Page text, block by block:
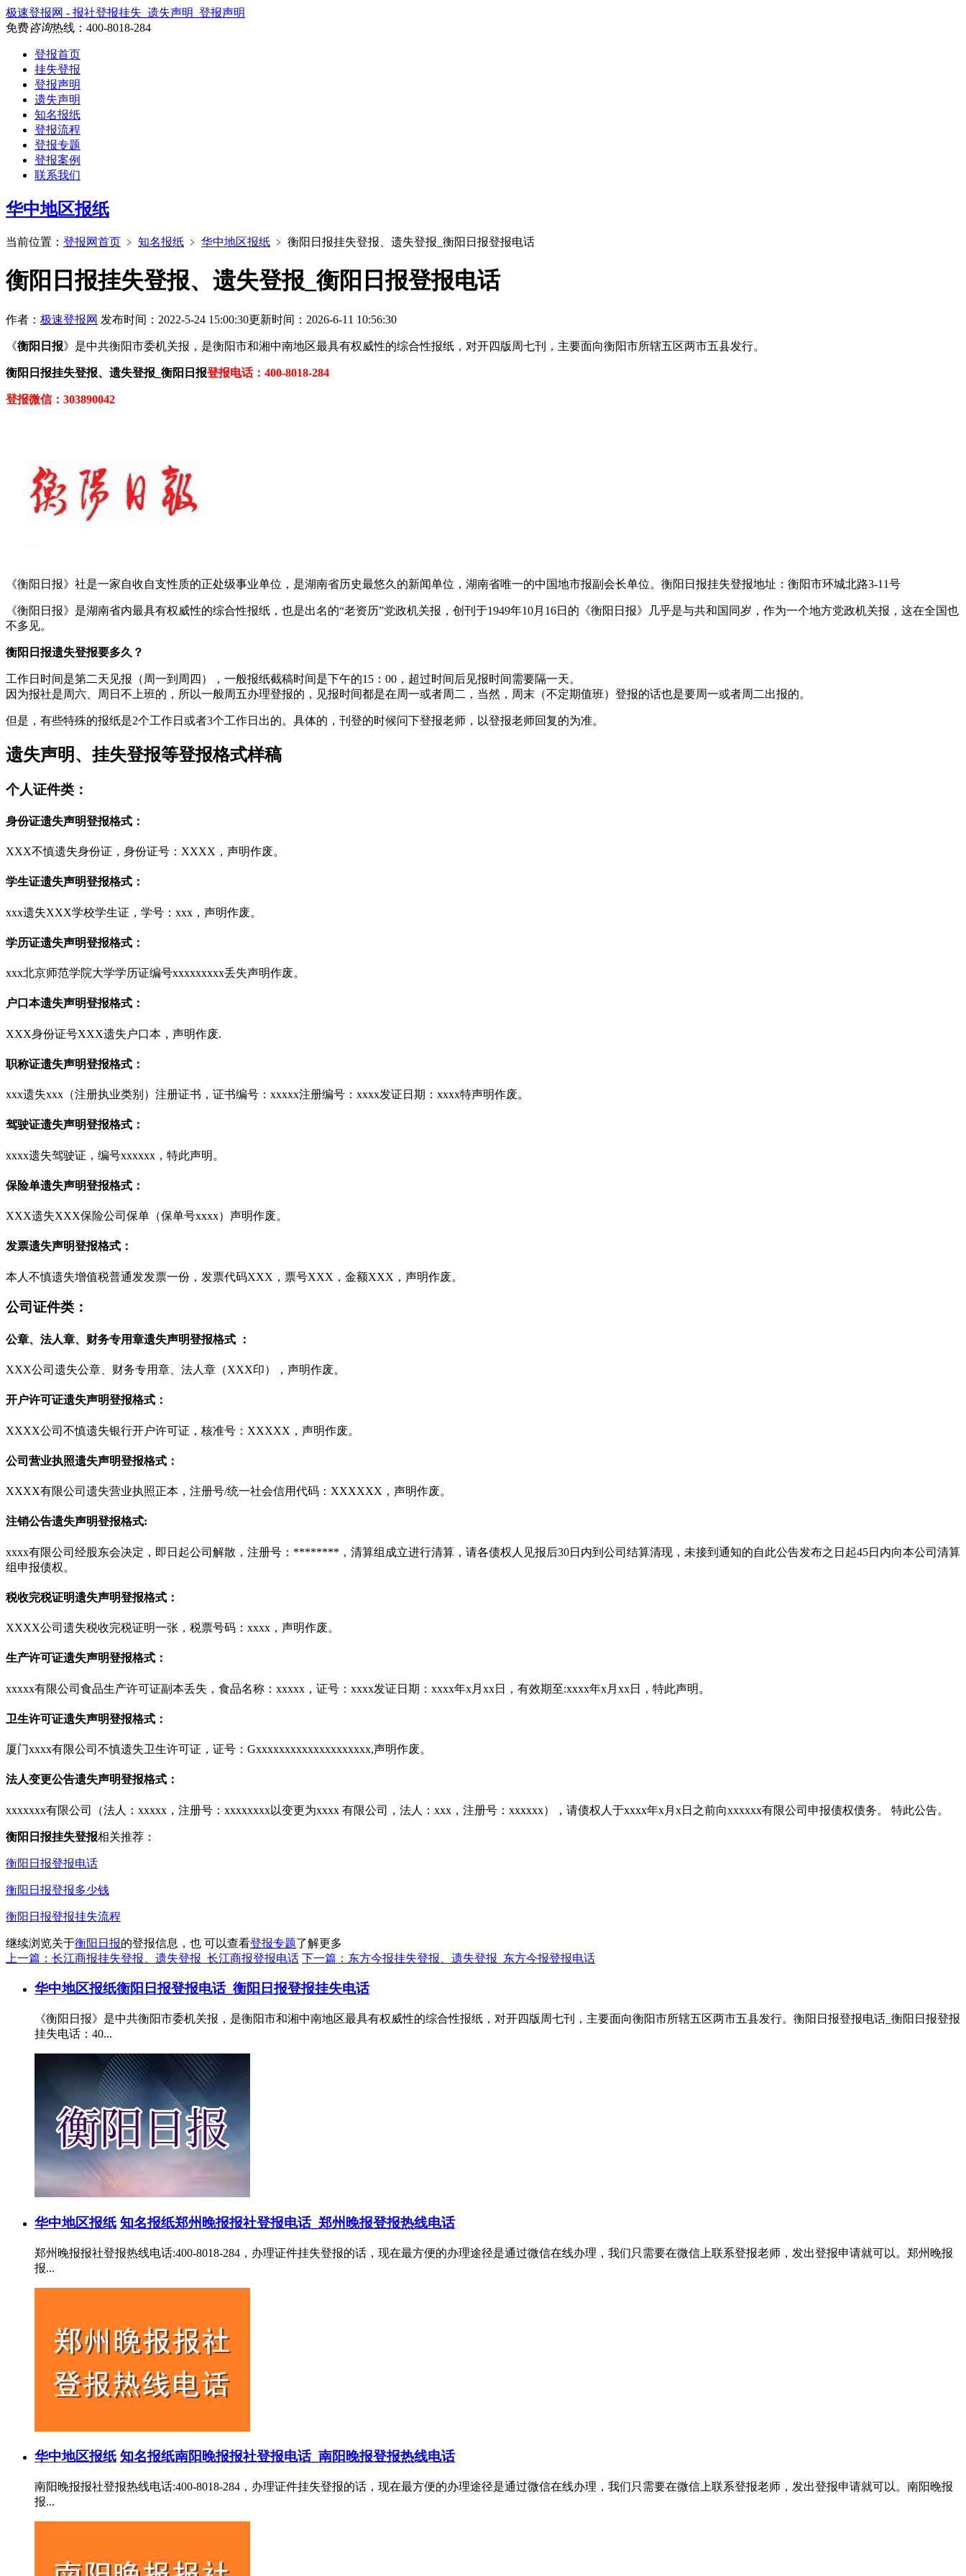
极速登报网 - 报社登报挂失_遗失声明_登报声明
免费咨询热线： 400-8018-284
登报首页
挂失登报
登报声明
遗失声明
知名报纸
登报流程
登报专题
登报案例
联系我们
华中地区报纸
当前位置： 登报网首页 ﹥ 知名报纸 ﹥ 华中地区报纸 ﹥ 衡阳日报挂失登报、遗失登报_衡阳日报登报电话
衡阳日报挂失登报、遗失登报_衡阳日报登报电话
作者： 极速登报网 发布时间：2022-5-24 15:00:30更新时间：2026-6-11 10:56:30
《衡阳日报》是中共衡阳市委机关报，是衡阳市和湘中南地区最具有权威性的综合性报纸，对开四版周七刊，主要面向衡阳市所辖五区两市五县发行。
衡阳日报挂失登报、遗失登报_衡阳日报登报电话：400-8018-284
登报微信：303890042
《衡阳日报》社是一家自收自支性质的正处级事业单位，是湖南省历史最悠久的新闻单位，湖南省唯一的中国地市报副会长单位。衡阳日报挂失登报地址：衡阳市环城北路3-11号
《衡阳日报》是湖南省内最具有权威性的综合性报纸，也是出名的“老资历”党政机关报，创刊于1949年10月16日的《衡阳日报》几乎是与共和国同岁，作为一个地方党政机关报，这在全国也
不多见。
衡阳日报遗失登报要多久？
工作日时间是第二天见报（周一到周四），一般报纸截稿时间是下午的15：00，超过时间后见报时间需要隔一天。
因为报社是周六、周日不上班的，所以一般周五办理登报的，见报时间都是在周一或者周二，当然，周末（不定期值班）登报的话也是要周一或者周二出报的。
但是，有些特殊的报纸是2个工作日或者3个工作日出的。具体的，刊登的时候问下登报老师，以登报老师回复的为准。
遗失声明、挂失登报等登报格式样稿
个人证件类：
身份证遗失声明登报格式：
XXX不慎遗失身份证，身份证号：XXXX，声明作废。
学生证遗失声明登报格式：
xxx遗失XXX学校学生证，学号：xxx，声明作废。
学历证遗失声明登报格式：
xxx北京师范学院大学学历证编号xxxxxxxxx丢失声明作废。
户口本遗失声明登报格式：
XXX身份证号XXX遗失户口本，声明作废.
职称证遗失声明登报格式：
xxx遗失xxx（注册执业类别）注册证书，证书编号：xxxxx注册编号：xxxx发证日期：xxxx特声明作废。
驾驶证遗失声明登报格式：
xxxx遗失驾驶证，编号xxxxxx，特此声明。
保险单遗失声明登报格式：
XXX遗失XXX保险公司保单（保单号xxxx）声明作废。
发票遗失声明登报格式：
本人不慎遗失增值税普通发发票一份，发票代码XXX，票号XXX，金额XXX，声明作废。
公司证件类：
公章、法人章、财务专用章遗失声明登报格式 ：
XXX公司遗失公章、财务专用章、法人章（XXX印），声明作废。
开户许可证遗失声明登报格式：
XXXX公司不慎遗失银行开户许可证，核准号：XXXXX，声明作废。
公司营业执照遗失声明登报格式：
XXXX有限公司遗失营业执照正本，注册号/统一社会信用代码：XXXXXX，声明作废。
注销公告遗失声明登报格式:
xxxx有限公司经股东会决定，即日起公司解散，注册号：********，清算组成立进行清算，请各债权人见报后30日内到公司结算清现，未接到通知的自此公告发布之日起45日内向本公司清算
组申报债权。
税收完税证明遗失声明登报格式：
XXXX公司遗失税收完税证明一张，税票号码：xxxx，声明作废。
生产许可证遗失声明登报格式：
xxxxx有限公司食品生产许可证副本丢失，食品名称：xxxxx，证号：xxxx发证日期：xxxx年x月xx日，有效期至:xxxx年x月xx日，特此声明。
卫生许可证遗失声明登报格式：
厦门xxxx有限公司不慎遗失卫生许可证，证号：Gxxxxxxxxxxxxxxxxxxxx,声明作废。
法人变更公告遗失声明登报格式：
xxxxxxx有限公司（法人：xxxxx，注册号：xxxxxxxx以变更为xxxx 有限公司，法人：xxx，注册号：xxxxxx），请债权人于xxxx年x月x日之前向xxxxxx有限公司申报债权债务。 特此公告。
衡阳日报挂失登报相关推荐：
衡阳日报登报电话
衡阳日报登报多少钱
衡阳日报登报挂失流程
继续浏览关于衡阳日报的登报信息，也 可以查看登报专题了解更多
上一篇：长江商报挂失登报、遗失登报_长江商报登报电话 下一篇：东方今报挂失登报、遗失登报_东方今报登报电话
华中地区报纸衡阳日报登报电话_衡阳日报登报挂失电话
《衡阳日报》是中共衡阳市委机关报，是衡阳市和湘中南地区最具有权威性的综合性报纸，对开四版周七刊，主要面向衡阳市所辖五区两市五县发行。衡阳日报登报电话_衡阳日报登报
挂失电话：40...
华中地区报纸 知名报纸郑州晚报报社登报电话_郑州晚报登报热线电话
郑州晚报报社登报热线电话:400-8018-284，办理证件挂失登报的话，现在最方便的办理途径是通过微信在线办理，我们只需要在微信上联系登报老师，发出登报申请就可以。郑州晚报
报...
华中地区报纸 知名报纸南阳晚报报社登报电话_南阳晚报登报热线电话
南阳晚报报社登报热线电话:400-8018-284，办理证件挂失登报的话，现在最方便的办理途径是通过微信在线办理，我们只需要在微信上联系登报老师，发出登报申请就可以。南阳晚报
报...